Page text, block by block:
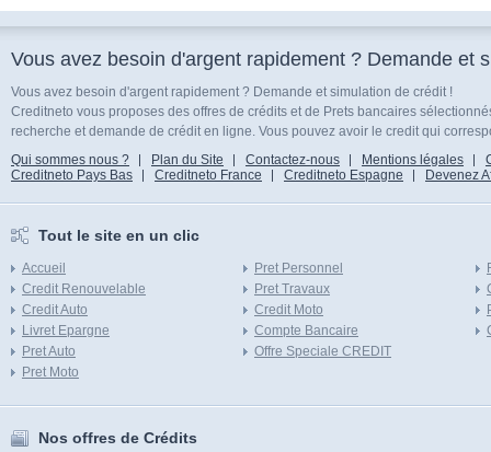
Vous avez besoin d'argent rapidement ? Demande et
Vous avez besoin d'argent rapidement ? Demande et simulation de crédit !
Creditneto vous proposes des offres de crédits et de Prets bancaires
recherche et demande de crédit en ligne. Vous pouvez avoir le credit qui
Qui sommes nous ?
Plan du Site Contactez-nous Mentions légales
Creditneto Pays Bas
Creditneto France Creditneto Espagne Devenez
Tout le site en un clic
Accueil
Credit Renouvelable
Credit Auto
Livret Epargne
Pret Auto
Pret Moto
Pret Personnel
Pret Travaux
Credit Moto
Compte Bancaire
Offre Speciale CREDIT
Nos offres de Crédits